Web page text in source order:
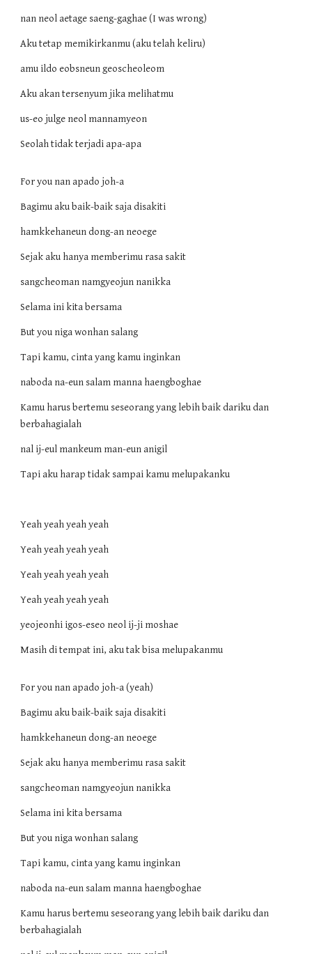
nan neol aetage saeng-gaghae (I was wrong)
Aku tetap memikirkanmu (aku telah keliru)
amu ildo eobsneun geoscheoleom
Aku akan tersenyum jika melihatmu
us-eo julge neol mannamyeon
Seolah tidak terjadi apa-apa
For you nan apado joh-a
Bagimu aku baik-baik saja disakiti
hamkkehaneun dong-an neoege
Sejak aku hanya memberimu rasa sakit
sangcheoman namgyeojun nanikka
Selama ini kita bersama
But you niga wonhan salang
Tapi kamu, cinta yang kamu inginkan
naboda na-eun salam manna haengboghae
Kamu harus bertemu seseorang yang lebih baik dariku dan
berbahagialah
nal ij-eul mankeum man-eun anigil
Tapi aku harap tidak sampai kamu melupakanku
Yeah yeah yeah yeah
Yeah yeah yeah yeah
Yeah yeah yeah yeah
Yeah yeah yeah yeah
yeojeonhi igos-eseo neol ij-ji moshae
Masih di tempat ini, aku tak bisa melupakanmu
For you nan apado joh-a (yeah)
Bagimu aku baik-baik saja disakiti
hamkkehaneun dong-an neoege
Sejak aku hanya memberimu rasa sakit
sangcheoman namgyeojun nanikka
Selama ini kita bersama
But you niga wonhan salang
Tapi kamu, cinta yang kamu inginkan
naboda na-eun salam manna haengboghae
Kamu harus bertemu seseorang yang lebih baik dariku dan
berbahagialah